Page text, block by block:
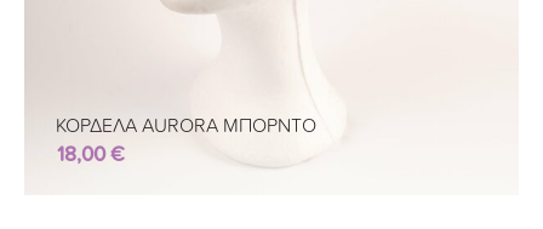
ΚΟΡΔΕΛΑ AURORA ΜΠΟΡΝΤΟ
18,00€